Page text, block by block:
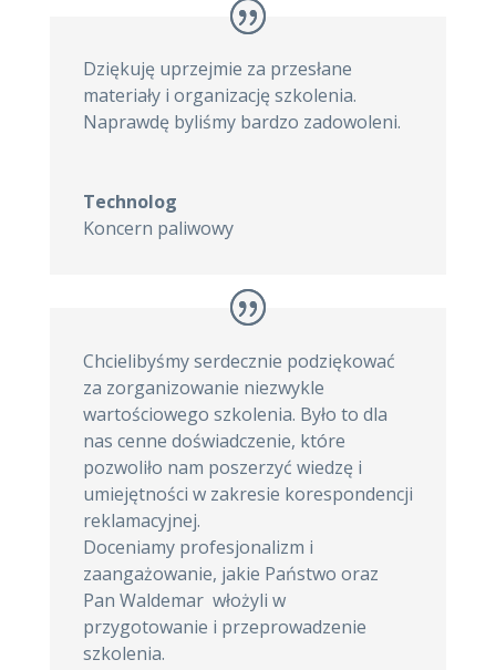
Dziękuję uprzejmie za przesłane
materiały i organizację szkolenia.
Naprawdę byliśmy bardzo zadowoleni.
Technolog
Koncern paliwowy
Chcielibyśmy serdecznie podziękować
za zorganizowanie niezwykle
wartościowego szkolenia. Było to dla
nas cenne doświadczenie, które
pozwoliło nam poszerzyć wiedzę i
umiejętności w zakresie korespondencji
reklamacyjnej.
Doceniamy profesjonalizm i
zaangażowanie, jakie Państwo oraz
Pan Waldemar włożyli w
przygotowanie i przeprowadzenie
szkolenia.